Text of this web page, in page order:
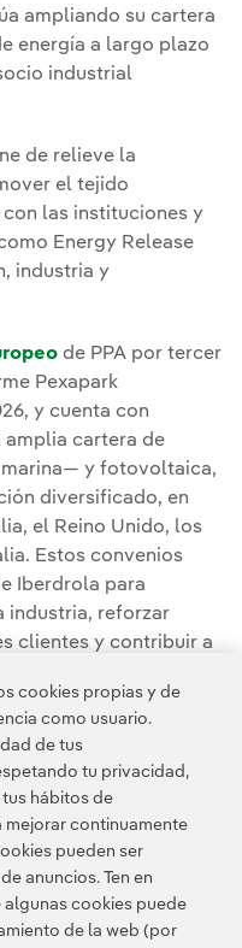
ampliando su cartera
energía a largo plazo
industrial
de relieve la
el tejido
las instituciones y
Energy Release
industria y
de PPA por tercer
Pexapark
y cuenta con
amplia cartera de
y fotovoltaica,
diversificado, en
el Reino Unido, los
Estos convenios
Iberdrola para
industria, reforzar
clientes y contribuir a
para responder al
Información legal
cookies propias y de
como usuario.
de tus
tu privacidad,
hábitos de
mejorar continuamente
pueden ser
anuncios. Ten en
cookies puede
de la web (por